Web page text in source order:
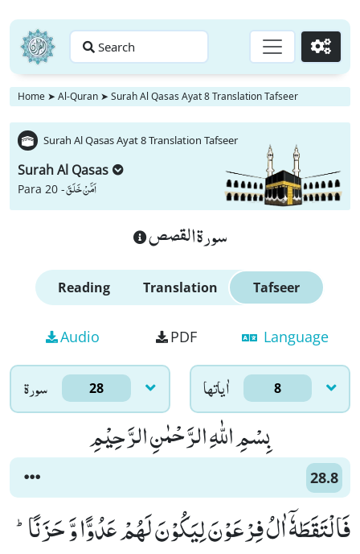
Search Go
Home ➤ Al-Quran ➤ Surah Al Qasas Ayat 8 Translation Tafseer
Surah Al Qasas Ayat 8 Translation Tafseer
Surah Al Qasas
Para 20 -اَمَّنْ خَلَقَ
سورة القصص
Reading Translation Tafseer
Audio PDF Language
سورۃ 28 اٰياتها 8
بِسْمِ اللّٰهِ الرَّحْمٰنِ الرَّحِیْمِ
28.8
فَالْتَقَطَهٗۤ اٰلُ فِرْعَوْنَ لِیَكُوْنَ لَهُمْ عَدُوًّا وَّ حَزَنًاؕ-